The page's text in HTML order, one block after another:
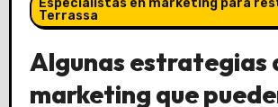
Especialistas en marketing para
Terrassa
Algunas estrategias
marketing que